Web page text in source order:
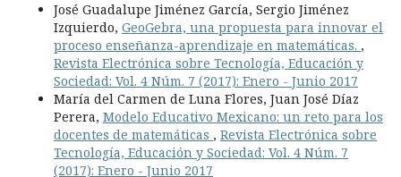
José Guadalupe Jiménez García, Sergio Jiménez
Izquierdo, GeoGebra, una propuesta para innovar el
proceso enseñanza-aprendizaje en matemáticas. ,
Revista Electrónica sobre Tecnología, Educación y
Sociedad: Vol. 4 Núm. 7 (2017): Enero - Junio 2017
María del Carmen de Luna Flores, Juan José Díaz
Perera, Modelo Educativo Mexicano: un reto para los
docentes de matemáticas , Revista Electrónica sobre
Tecnología, Educación y Sociedad: Vol. 4 Núm. 7
(2017): Enero - Junio 2017